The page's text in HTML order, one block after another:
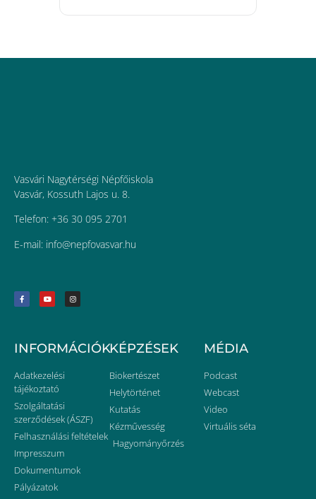
Vasvári Nagytérségi Népfőiskola
Vasvár, Kossuth Lajos u. 8.
Telefon: +36 30 095 2701
E-mail: uh.ravsavofpen@ofni
INFORMÁCIÓK
Adatkezelési
tájékoztató
Szolgáltatási
szerződések (ÁSZF)
Felhasználási feltételek
Impresszum
Dokumentumok
Pályázatok
KÉPZÉSEK
Biokertészet
Helytörténet
Kutatás
Kézművesség
Hagyományőrzés
MÉDIA
Podcast
Webcast
Video
Virtuális séta